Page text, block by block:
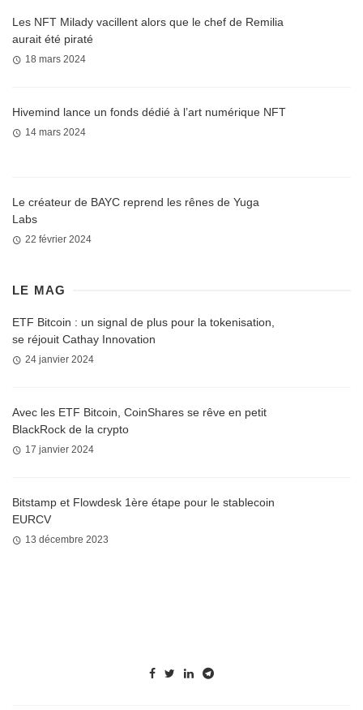
Les NFT Milady vacillent alors que le chef de Remilia
aurait été piraté
18 mars 2024
Hivemind lance un fonds dédié à l’art numérique NFT
14 mars 2024
Le créateur de BAYC reprend les rênes de Yuga
Labs
22 février 2024
LE MAG
ETF Bitcoin : un signal de plus pour la tokenisation,
se réjouit Cathay Innovation
24 janvier 2024
Avec les ETF Bitcoin, CoinShares se rêve en petit
BlackRock de la crypto
17 janvier 2024
Bitstamp et Flowdesk 1ère étape pour le stablecoin
EURCV
13 décembre 2023